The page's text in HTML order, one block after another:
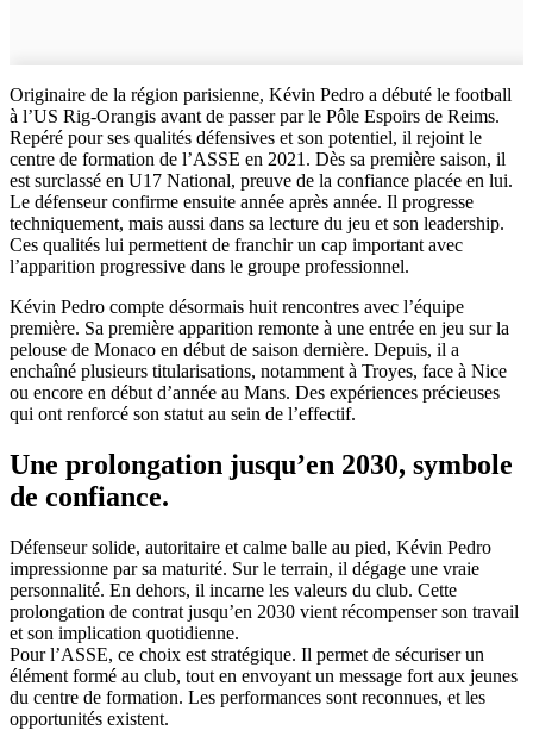
Originaire de la région parisienne, Kévin Pedro a débuté le football
à l’US Rig-Orangis avant de passer par le Pôle Espoirs de Reims.
Repéré pour ses qualités défensives et son potentiel, il rejoint le
centre de formation de l’ASSE en 2021. Dès sa première saison, il
est surclassé en U17 National, preuve de la confiance placée en lui.
Le défenseur confirme ensuite année après année. Il progresse
techniquement, mais aussi dans sa lecture du jeu et son leadership.
Ces qualités lui permettent de franchir un cap important avec
l’apparition progressive dans le groupe professionnel.
Kévin Pedro compte désormais huit rencontres avec l’équipe
première. Sa première apparition remonte à une entrée en jeu sur la
pelouse de Monaco en début de saison dernière. Depuis, il a
enchaîné plusieurs titularisations, notamment à Troyes, face à Nice
ou encore en début d’année au Mans. Des expériences précieuses
qui ont renforcé son statut au sein de l’effectif.
Une prolongation jusqu’en 2030, symbole
de confiance.
Défenseur solide, autoritaire et calme balle au pied, Kévin Pedro
impressionne par sa maturité. Sur le terrain, il dégage une vraie
personnalité. En dehors, il incarne les valeurs du club. Cette
prolongation de contrat jusqu’en 2030 vient récompenser son travail
et son implication quotidienne.
Pour l’ASSE, ce choix est stratégique. Il permet de sécuriser un
élément formé au club, tout en envoyant un message fort aux jeunes
du centre de formation. Les performances sont reconnues, et les
opportunités existent.